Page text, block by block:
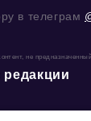
в телеграм
не